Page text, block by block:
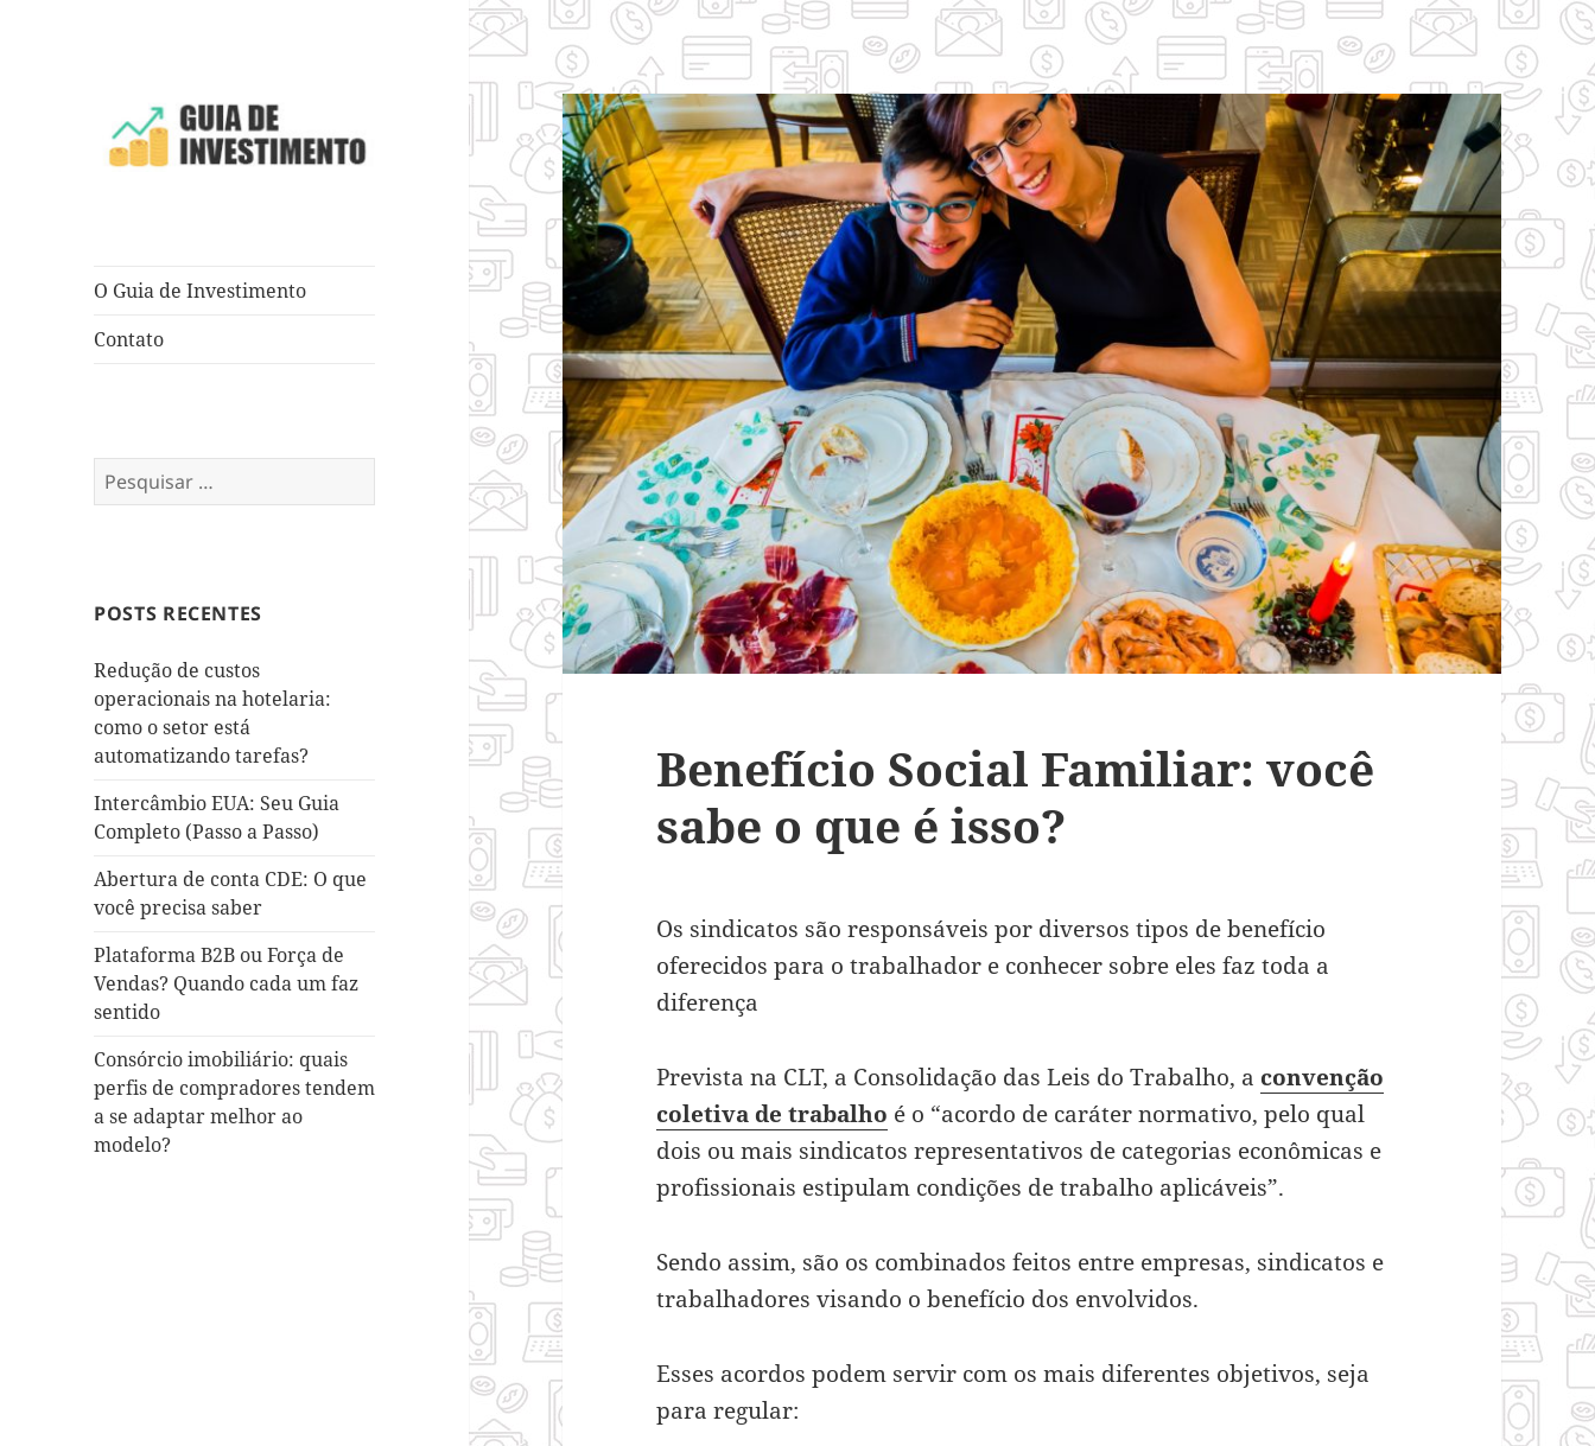
O Guia de Investimento
Contato
Pesquisar
por:
POSTS RECENTES
Redução de custos
operacionais na hotelaria:
como o setor está
automatizando tarefas?
Intercâmbio EUA: Seu Guia
Completo (Passo a Passo)
Abertura de conta CDE: O que
você precisa saber
Plataforma B2B ou Força de
Vendas? Quando cada um faz
sentido
Consórcio imobiliário: quais
perfis de compradores tendem
a se adaptar melhor ao
modelo?
Benefício Social Familiar: você
sabe o que é isso?
Os sindicatos são responsáveis por diversos tipos de benefício
oferecidos para o trabalhador e conhecer sobre eles faz toda a
diferença
Prevista na CLT, a Consolidação das Leis do Trabalho, a convenção
coletiva de trabalho é o “acordo de caráter normativo, pelo qual
dois ou mais sindicatos representativos de categorias econômicas e
profissionais estipulam condições de trabalho aplicáveis”.
Sendo assim, são os combinados feitos entre empresas, sindicatos e
trabalhadores visando o benefício dos envolvidos.
Esses acordos podem servir com os mais diferentes objetivos, seja
para regular: